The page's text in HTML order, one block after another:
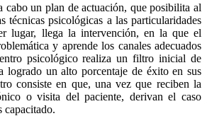
cabo un plan de actuación, que posibilita al
técnicas psicológicas a las particularidades
lugar, llega la intervención, en la que el
y aprende los canales adecuados
psicológico realiza un filtro inicial de
logrado un alto porcentaje de éxito en sus
consiste en que, una vez que reciben la
o visita del paciente, derivan el caso
capacitado.